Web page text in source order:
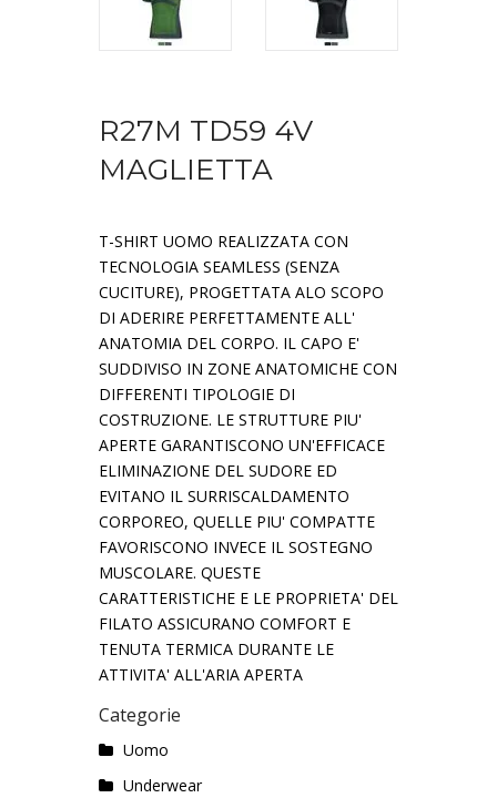
R27M TD59 4V
MAGLIETTA
T-SHIRT UOMO REALIZZATA CON
TECNOLOGIA SEAMLESS (SENZA
CUCITURE), PROGETTATA ALO SCOPO
DI ADERIRE PERFETTAMENTE ALL'
ANATOMIA DEL CORPO. IL CAPO E'
SUDDIVISO IN ZONE ANATOMICHE CON
DIFFERENTI TIPOLOGIE DI
COSTRUZIONE. LE STRUTTURE PIU'
APERTE GARANTISCONO UN'EFFICACE
ELIMINAZIONE DEL SUDORE ED
EVITANO IL SURRISCALDAMENTO
CORPOREO, QUELLE PIU' COMPATTE
FAVORISCONO INVECE IL SOSTEGNO
MUSCOLARE. QUESTE
CARATTERISTICHE E LE PROPRIETA' DEL
FILATO ASSICURANO COMFORT E
TENUTA TERMICA DURANTE LE
ATTIVITA' ALL'ARIA APERTA
Categorie
Uomo
Underwear